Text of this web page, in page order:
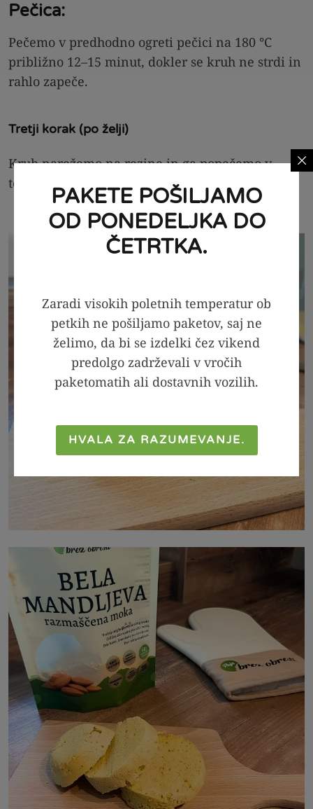
Pečica:
Pečemo v predhodno ogreti pečici na 180 °C
približno 12–15 minut, dokler se kruh ne strdi in
rahlo zapeče.
Tretji korak (po želji)
Kruh narežemo na rezine in ga popečemo v
toasterju za bolj hrustljavo teksturo
PAKETE POŠILJAMO
OD PONEDELJKA DO
ČETRTKA.
Zaradi visokih poletnih temperatur ob
petkih ne pošiljamo paketov, saj ne
želimo, da bi se izdelki čez vikend
predolgo zadrževali v vročih
paketomatih ali dostavnih vozilih.
HVALA ZA RAZUMEVANJE.